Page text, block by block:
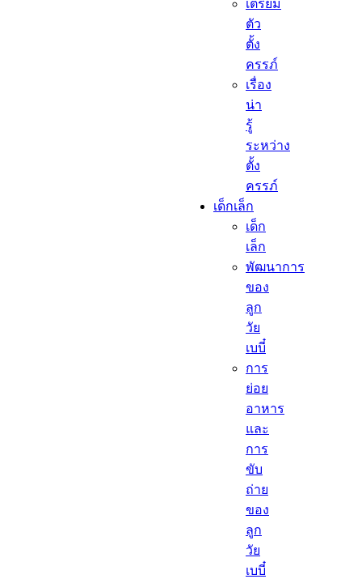
เตรียม
ตัว
ตั้ง
ครรภ์
เรื่อง
น่า
รู้
ระหว่าง
ตั้ง
ครรภ์
เด็กเล็ก​
เด็ก
เล็ก​
พัฒนาการ
ของ
ลูก
วัย
เบบี๋
การ
ย่อย
อาหาร
และ
การ
ขับ
ถ่าย
ของ
ลูก
วัย
เบบี๋